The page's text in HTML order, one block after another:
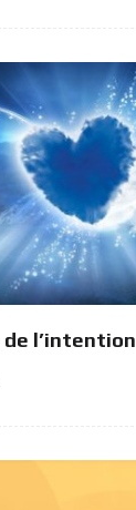
de l’intention